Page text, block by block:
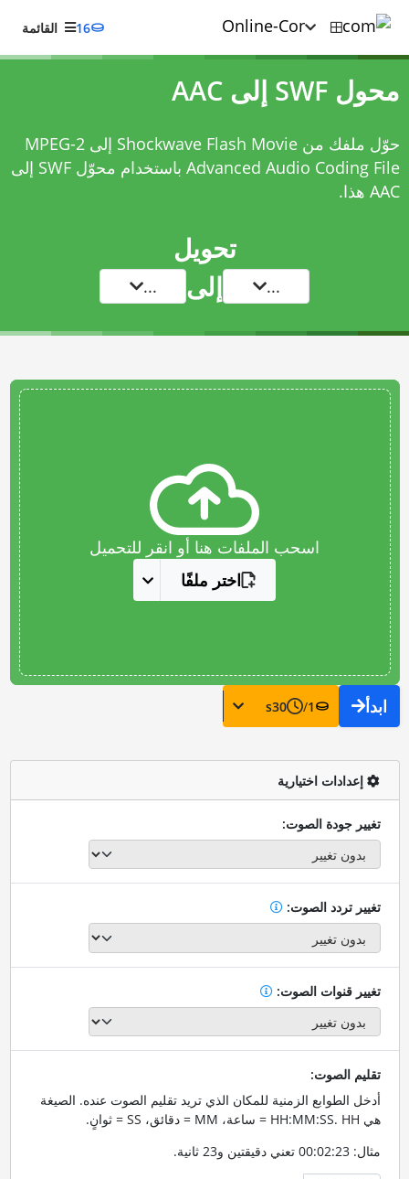
16 القائمة
محول SWF إلى AAC
حوّل ملفك من Shockwave Flash Movie إلى MPEG-2
Advanced Audio Coding File باستخدام
محوّل SWF إلى
AACهذا.
تحويل
... إلى ...
اسحب الملفات هنا أو انقر للتحميل
اختر ملفًا
ابدأ 1
/
30
s
إعدادات اختيارية
تغيير جودة الصوت:
تغيير تردد الصوت:
تغيير قنوات الصوت:
تقليم الصوت:
أدخل الطوابع الزمنية للمكان الذي تريد تقليم الصوت عنده. الصيغة
هي HH:MM:SS. HH = ساعة، MM = دقائق، SS = ثوانٍ.
مثال: 00:02:23 تعني دقيقتين و23 ثانية.